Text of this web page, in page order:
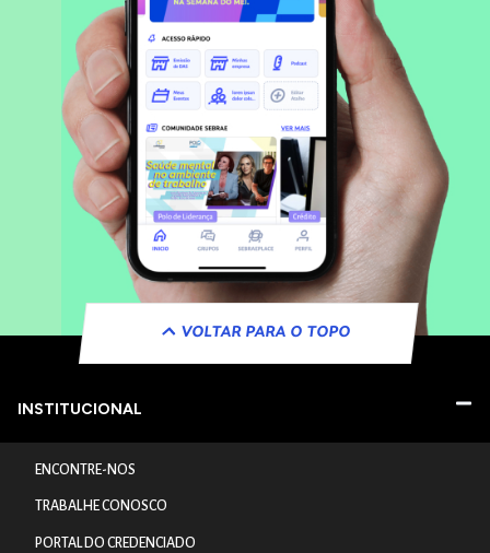
VOLTAR PARA O TOPO
INSTITUCIONAL
ENCONTRE-NOS
TRABALHE CONOSCO
PORTAL DO CREDENCIADO